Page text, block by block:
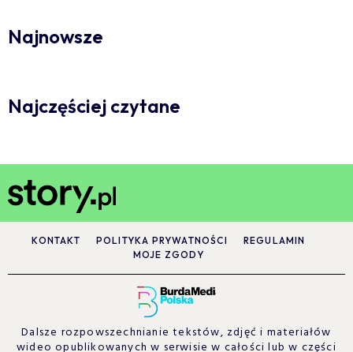
Najnowsze
Najczęściej czytane
KONTAKT POLITYKA PRYWATNOŚCI
REGULAMIN
MOJE ZGODY
Dalsze rozpowszechnianie tekstów, zdjęć i materiałów
wideo opublikowanych w serwisie w całości lub w części